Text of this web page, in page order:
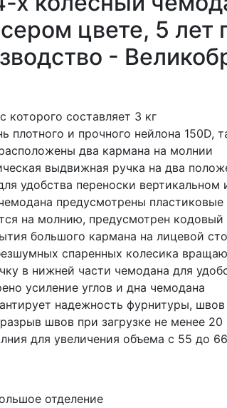
цвете, 5 лет
-
которого составляет 3 кг
плотного и прочного нейлона
два кармана на молнии
выдвижная ручка на два
удобства переноски
предусмотрены
на молнию, предусмотрен
большого кармана на лицевой
спаренных колесика
в нижней части чемодана для
усиление углов и дна чемодана
надежность фурнитуры,
швов при загрузке не менее 20
для увеличения объема с 55 до
отделение